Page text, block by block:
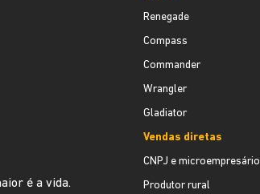
é a vida.
Renegade
Compass
Commander
Wrangler
Gladiator
Vendas diretas
CNPJ e microempresário
Produtor rural